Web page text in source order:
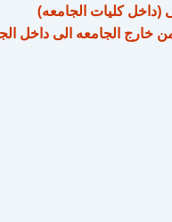
(داخل كليات الجامعه)
خارج الجامعه الى داخل